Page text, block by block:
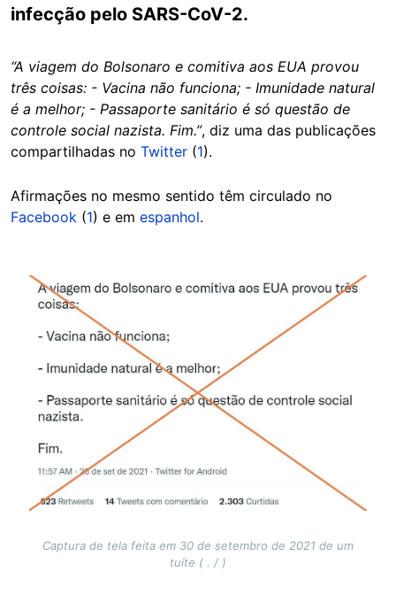
infecção pelo SARS-CoV-2.
“A viagem do Bolsonaro e comitiva aos EUA provou
três coisas: - Vacina não funciona; - Imunidade natural
é a melhor; - Passaporte sanitário é só questão de
controle social nazista. Fim.”, diz uma das publicações
compartilhadas no Twitter (1).
Afirmações no mesmo sentido têm circulado no
Facebook (1) e em espanhol.
Image
Captura de tela feita em 30 de setembro de 2021 de um
tuíte ( . / )